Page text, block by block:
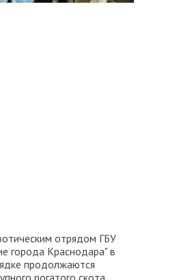
отрядом ГБУ
города Краснодара" в
продолжаются